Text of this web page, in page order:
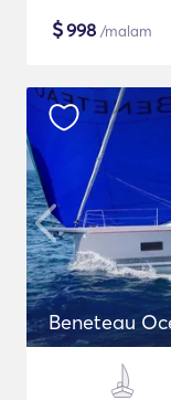
$998 /malam
Beneteau